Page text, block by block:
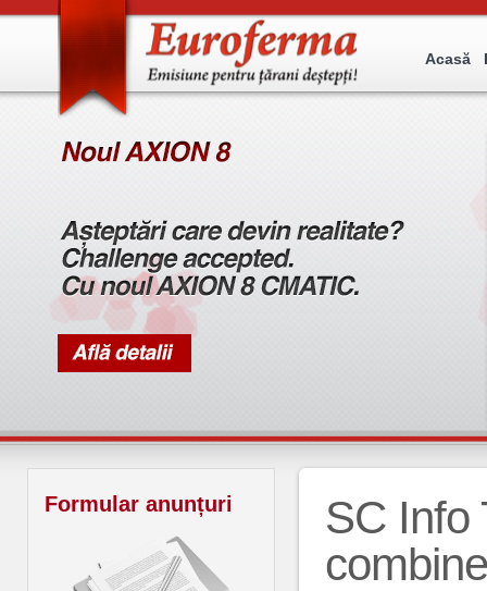
Acasă
Formular anunțuri
SC Info